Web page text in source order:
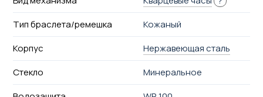
Тип браслета/ремешка
Кожаный
Корпус
Нержавеющая сталь
Стекло
Минеральное